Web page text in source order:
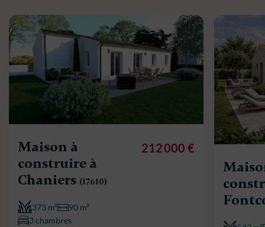
Maison à
construire à
Chaniers (17610)
373 m²
90 m²
3 chambres
212 000 €